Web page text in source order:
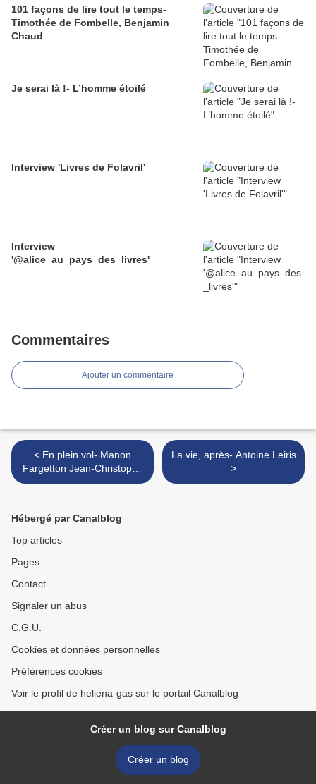
101 façons de lire tout le temps-
Timothée de Fombelle, Benjamin
Chaud
Je serai là !- L’homme étoilé
Interview 'Livres de Folavril'
Interview
'@alice_au_pays_des_livres'
Commentaires
Ajouter un commentaire
< En plein vol- Manon
Fargetton Jean-Christophe
Tixier
La vie, après- Antoine Leiris
>
Hébergé par Canalblog
Top articles
Pages
Contact
Signaler un abus
C.G.U.
Cookies et données personnelles
Préférences cookies
Voir le profil de heliena-gas sur le portail Canalblog
Créer un blog sur Canalblog
Créer un blog